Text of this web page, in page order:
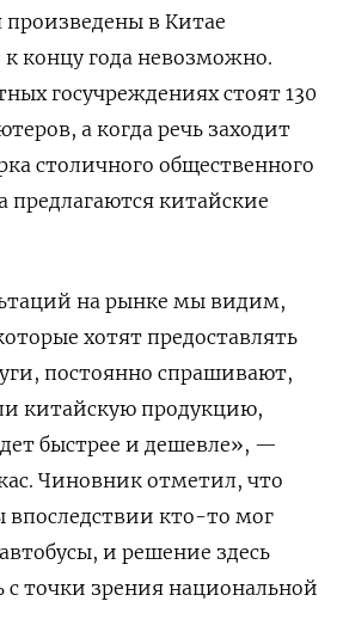
в Китае
концу года невозможно.
госучреждениях стоят 130
а когда речь заходит
столичного общественного
предлагаются китайские
на рынке мы видим,
хотят предоставлять
постоянно спрашивают,
китайскую продукцию,
быстрее и дешевле», —
Чиновник отметил, что
впоследствии кто-то мог
и решение здесь
точки зрения национальной